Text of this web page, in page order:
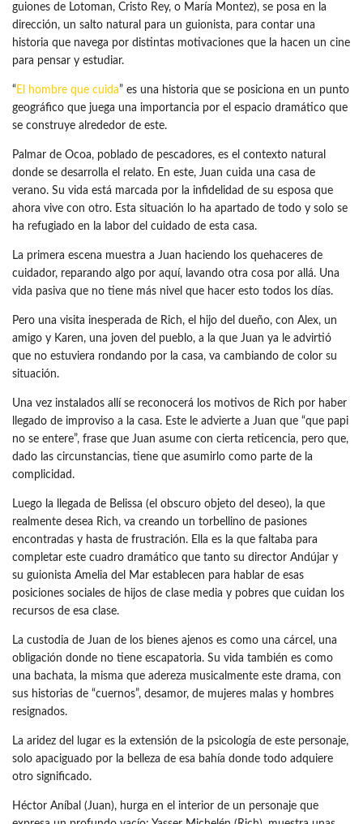
guiones de Lotoman, Cristo Rey, o María Montez), se posa en la
dirección, un salto natural para un guionista, para contar una
historia que navega por distintas motivaciones que la hacen un cine
para pensar y estudiar.
“ El hombre que cuida” es una historia que se posiciona en un punto
geográfico que juega una importancia por el espacio dramático que
se construye alrededor de este.
Palmar de Ocoa, poblado de pescadores, es el contexto natural
donde se desarrolla el relato. En este, Juan cuida una casa de
verano. Su vida está marcada por la infidelidad de su esposa que
ahora vive con otro. Esta situación lo ha apartado de todo y solo se
ha refugiado en la labor del cuidado de esta casa.
La primera escena muestra a Juan haciendo los quehaceres de
cuidador, reparando algo por aquí, lavando otra cosa por allá. Una
vida pasiva que no tiene más nivel que hacer esto todos los días.
Pero una visita inesperada de Rich, el hijo del dueño, con Alex, un
amigo y Karen, una joven del pueblo, a la que Juan ya le advirtió
que no estuviera rondando por la casa, va cambiando de color su
situación.
Una vez instalados allí se reconocerá los motivos de Rich por haber
llegado de improviso a la casa. Este le advierte a Juan que “que papi
no se entere”, frase que Juan asume con cierta reticencia, pero que,
dado las circunstancias, tiene que asumirlo como parte de la
complicidad.
Luego la llegada de Belissa (el obscuro objeto del deseo), la que
realmente desea Rich, va creando un torbellino de pasiones
encontradas y hasta de frustración. Ella es la que faltaba para
completar este cuadro dramático que tanto su director Andújar y
su guionista Amelia del Mar establecen para hablar de esas
posiciones sociales de hijos de clase media y pobres que cuidan los
recursos de esa clase.
La custodia de Juan de los bienes ajenos es como una cárcel, una
obligación donde no tiene escapatoria. Su vida también es como
una bachata, la misma que adereza musicalmente este drama, con
sus historias de “cuernos”, desamor, de mujeres malas y hombres
resignados.
La aridez del lugar es la extensión de la psicología de este personaje,
solo apaciguado por la belleza de esa bahía donde todo adquiere
otro significado.
Héctor Aníbal (Juan), hurga en el interior de un personaje que